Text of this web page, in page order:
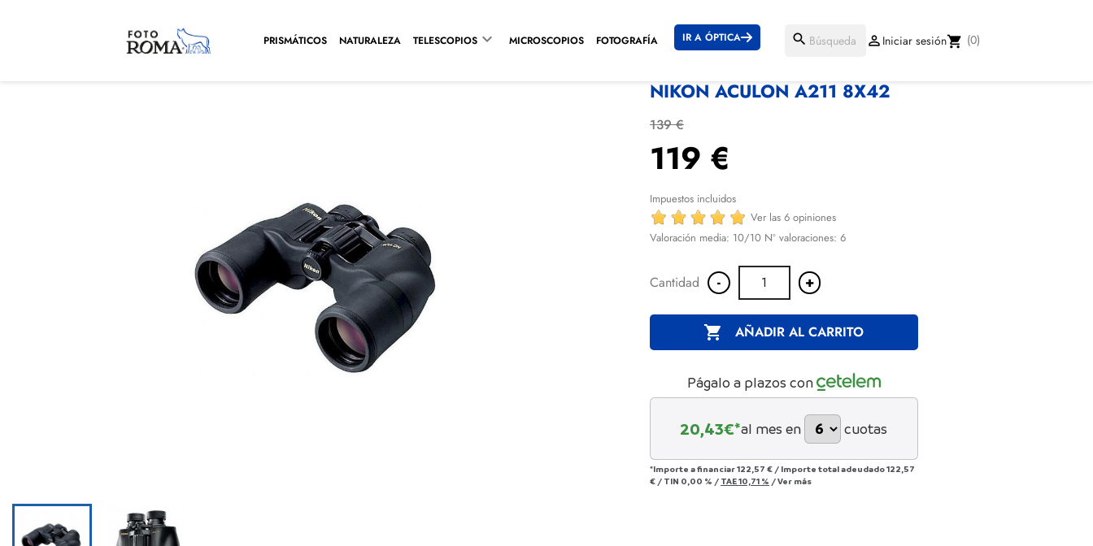
PRISMÁTICOS NATURALEZA TELESCOPIOS  MICROSCOPIOS FOTOGRAFÍA IR A ÓPTICA search  Iniciar sesiónshopping_cart (0)
NIKON ACULON A211 8X42
139 €
119 €
Impuestos incluidos
Ver las 6 opiniones
Valoración media: 10/10 Nº valoraciones: 6
Cantidad - +
 AÑADIR AL CARRITO
Págalo a plazos con
20,43€*al mes en cuotas
*Importe a financiar122,57 € / Importe total adeudado122,57
€/ TIN 0,00 % / TAE10,71 % /Ver más